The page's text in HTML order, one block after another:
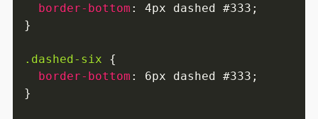
border-bottom : 4px dashed #333 ;
}
.dashed-six
{
border-bottom : 6px dashed #333 ;
}